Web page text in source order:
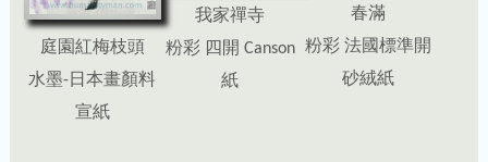
庭園紅梅枝頭
水墨-日本畫顏料
宣紙
我家禪寺
粉彩 四開 Canson
紙
春滿
粉彩 法國標準開
砂絨紙